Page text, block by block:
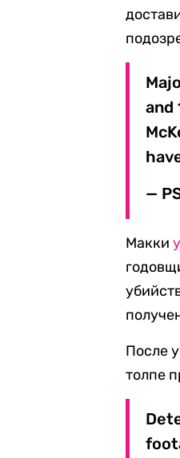
and
—
Макки
После
толпе